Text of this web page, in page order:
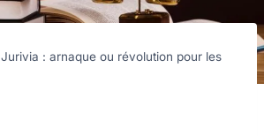
Jurivia : arnaque ou révolution pour les